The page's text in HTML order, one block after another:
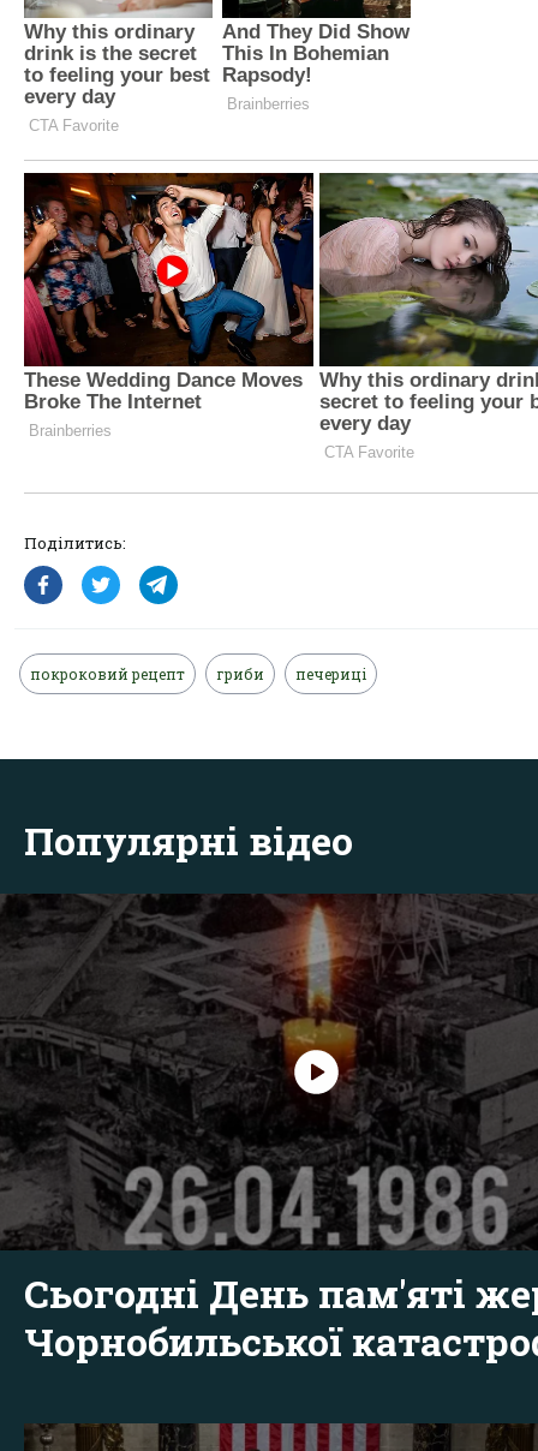
Поділитись:
покроковий рецепт гриби печериці
Популярні відео
Сьогодні День пам'яті
Чорнобильської